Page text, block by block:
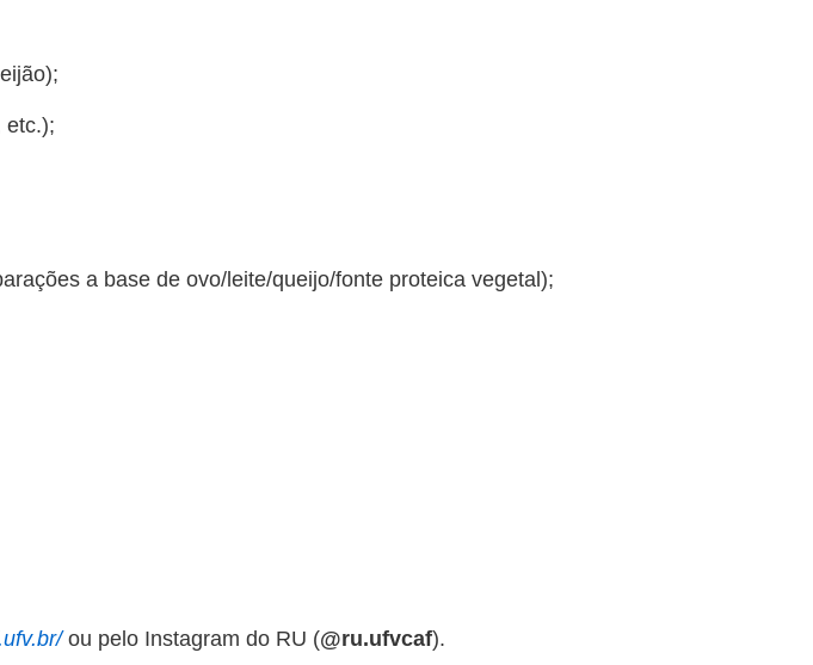
etc.);
a base de ovo/leite/queijo/fonte proteica vegetal);
ou pelo Instagram do RU (@ru.ufvcaf).